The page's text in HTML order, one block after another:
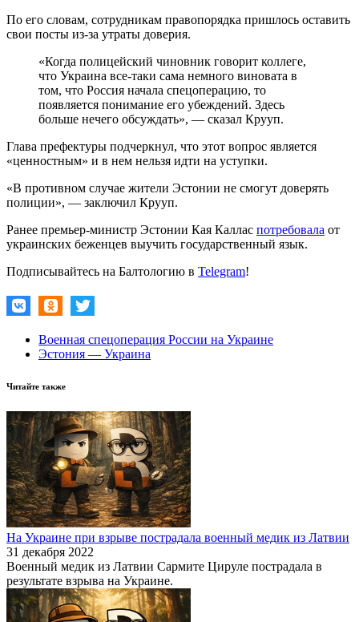
По его словам, сотрудникам правопорядка пришлось оставить
свои посты из-за утраты доверия.
«Когда полицейский чиновник говорит коллеге,
что Украина все-таки сама немного виновата в
том, что Россия начала спецоперацию, то
появляется понимание его убеждений. Здесь
больше нечего обсуждать», — сказал Крууп.
Глава префектуры подчеркнул, что этот вопрос является
«ценностным» и в нем нельзя идти на уступки.
«В противном случае жители Эстонии не смогут доверять
полиции», — заключил Крууп.
Ранее премьер-министр Эстонии Кая Каллас потребовала от
украинских беженцев выучить государственный язык.
Подписывайтесь на Балтологию в Telegram!
Военная спецоперация России на Украине
Эстония — Украина
Читайте также
На Украине при взрыве пострадала военный медик из Латвии
31 декабря 2022
Военный медик из Латвии Сармите Цируле пострадала в
результате взрыва на Украине.